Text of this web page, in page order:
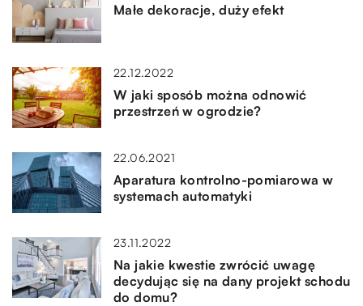
Małe dekoracje, duży efekt
22.12.2022
W jaki sposób można odnowić
przestrzeń w ogrodzie?
22.06.2021
Aparatura kontrolno-pomiarowa w
systemach automatyki
23.11.2022
Na jakie kwestie zwrócić uwagę
decydując się na dany projekt schodu
do domu?